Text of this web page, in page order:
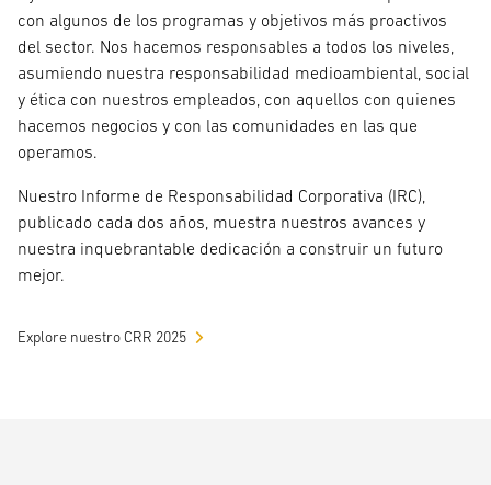
con algunos de los programas y objetivos más proactivos
del sector. Nos hacemos responsables a todos los niveles,
asumiendo nuestra responsabilidad medioambiental, social
y ética con nuestros empleados, con aquellos con quienes
hacemos negocios y con las comunidades en las que
operamos.
Nuestro Informe de Responsabilidad Corporativa (IRC),
publicado cada dos años, muestra nuestros avances y
nuestra inquebrantable dedicación a construir un futuro
mejor.
Explore nuestro CRR 2025